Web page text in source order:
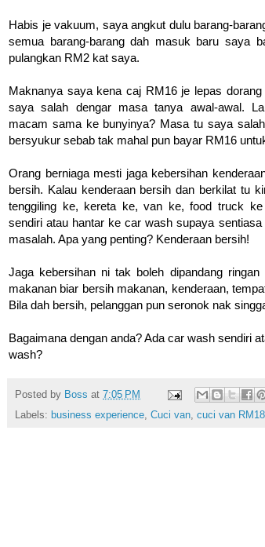
Habis je vakuum, saya angkut dulu barang-
semua barang-barang dah masuk baru saya
pulangkan RM2 kat saya.
Maknanya saya kena caj RM16 je lepas
saya salah dengar masa tanya awal-awal.
macam sama ke bunyinya? Masa tu saya
bersyukur sebab tak mahal pun bayar RM16
Orang berniaga mesti jaga kebersihan
bersih. Kalau kenderaan bersih dan berkilat tu
tenggiling ke, kereta ke, van ke, food truck ke
sendiri atau hantar ke car wash supaya
masalah. Apa yang penting? Kenderaan bersih!
Jaga kebersihan ni tak boleh dipandang ringan
makanan biar bersih makanan, kenderaan,
Bila dah bersih, pelanggan pun seronok nak
Bagaimana dengan anda? Ada car wash sendiri
wash?
Posted by Boss at 7:05 PM
Labels: business experience, Cuci van, cuci van RM18